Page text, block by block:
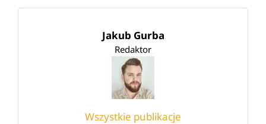
Jakub Gurba
Redaktor
Wszystkie publikacje